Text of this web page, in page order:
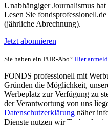
Unabhängiger Journalismus hat
Lesen Sie
(jährliche Abrechnung).
Jetzt abonnieren
Sie haben ein PUR-Abo? Hier
FONDS professionell mit
Gründen die Möglichkeit,
Werbeplatz zur Verfügung zu
der Verantwortung von uns
Datenschutzerklärung näher
Dienste nutzen wir